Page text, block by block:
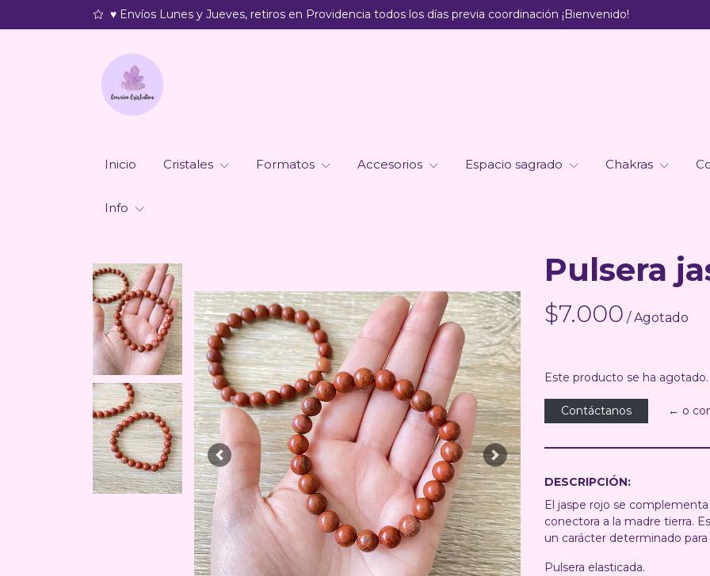
♥ Envíos Lunes y Jueves, retiros en Providencia todos los días previa coordinación ¡Bienvenido!
Inicio Cristales Formatos Accesorios Espacio sagrado Chakras
Info
Previous Next
Pulsera
$7.000 / Agotado
Este producto se ha
Contáctanos ← o
DESCRIPCIÓN:
El jaspe rojo se
conectora a la madre tierra.
un carácter determinado
Pulsera elasticada.